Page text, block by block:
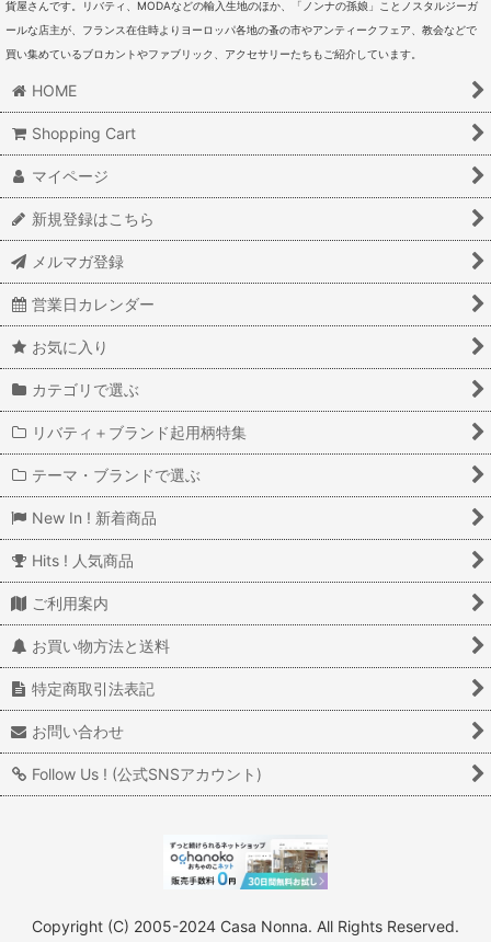
貨屋さんです。リバティ、MODAなどの輸入生地のほか、「ノンナの孫娘」ことノスタルジーガ
ールな店主が、フランス在住時よりヨーロッパ各地の蚤の市やアンティークフェア、教会などで
買い集めているブロカントやファブリック、アクセサリーたちもご紹介しています。
HOME
Shopping Cart
マイページ
新規登録はこちら
メルマガ登録
営業日カレンダー
お気に入り
カテゴリで選ぶ
リバティ＋ブランド起用柄特集
テーマ・ブランドで選ぶ
New In ! 新着商品
Hits ! 人気商品
ご利用案内
お買い物方法と送料
特定商取引法表記
お問い合わせ
Follow Us ! (公式SNSアカウント)
Copyright (C) 2005-2024 Casa Nonna. All Rights Reserved.